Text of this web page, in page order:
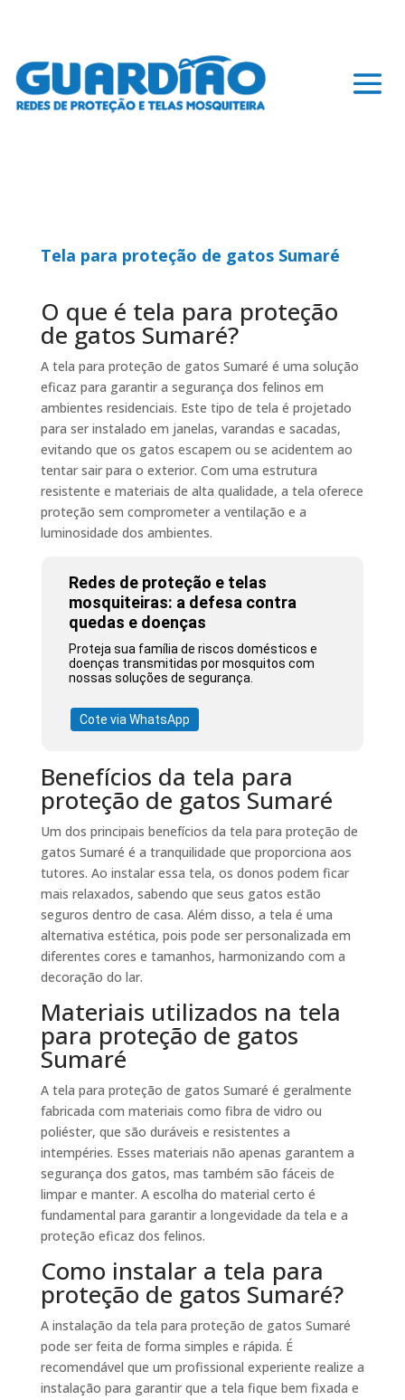
Tela para proteção de gatos Sumaré
O que é tela para proteção
de gatos Sumaré?
A tela para proteção de gatos Sumaré é uma solução
eficaz para garantir a segurança dos felinos em
ambientes residenciais. Este tipo de tela é projetado
para ser instalado em janelas, varandas e sacadas,
evitando que os gatos escapem ou se acidentem ao
tentar sair para o exterior. Com uma estrutura
resistente e materiais de alta qualidade, a tela oferece
proteção sem comprometer a ventilação e a
luminosidade dos ambientes.
Redes de proteção e telas
mosquiteiras: a defesa contra
quedas e doenças
Proteja sua família de riscos domésticos e
doenças transmitidas por mosquitos com
nossas soluções de segurança.
Cote via WhatsApp
Benefícios da tela para
proteção de gatos Sumaré
Um dos principais benefícios da tela para proteção de
gatos Sumaré é a tranquilidade que proporciona aos
tutores. Ao instalar essa tela, os donos podem ficar
mais relaxados, sabendo que seus gatos estão
seguros dentro de casa. Além disso, a tela é uma
alternativa estética, pois pode ser personalizada em
diferentes cores e tamanhos, harmonizando com a
decoração do lar.
Materiais utilizados na tela
para proteção de gatos
Sumaré
A tela para proteção de gatos Sumaré é geralmente
fabricada com materiais como fibra de vidro ou
poliéster, que são duráveis e resistentes a
intempéries. Esses materiais não apenas garantem a
segurança dos gatos, mas também são fáceis de
limpar e manter. A escolha do material certo é
fundamental para garantir a longevidade da tela e a
proteção eficaz dos felinos.
Como instalar a tela para
proteção de gatos Sumaré?
A instalação da tela para proteção de gatos Sumaré
pode ser feita de forma simples e rápida. É
recomendável que um profissional experiente realize a
instalação para garantir que a tela fique bem fixada e